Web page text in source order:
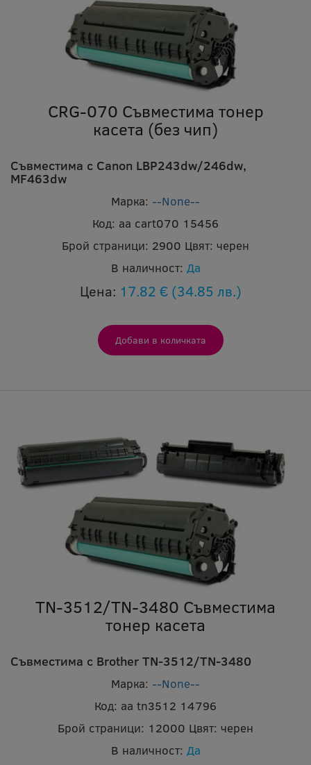
CRG-070 Съвместима тонер
касета (без чип)
Съвместима с Canon LBP243dw/246dw,
MF463dw
Марка: --None--
Код: aa cart070 15456
Брой страници: 2900 Цвят: черен
В наличност: Да
Цена: 17.82 € (34.85 лв.)
TN-3512/TN-3480 Съвместима
тонер касета
Съвместима с Brother TN-3512/TN-3480
Марка: --None--
Код: aa tn3512 14796
Брой страници: 12000 Цвят: черен
В наличност: Да